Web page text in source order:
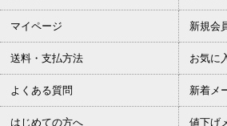
マイページ 新規会
送料・支払方法 お気に
よくある質問 新着メ
はじめての方へ 値下げ